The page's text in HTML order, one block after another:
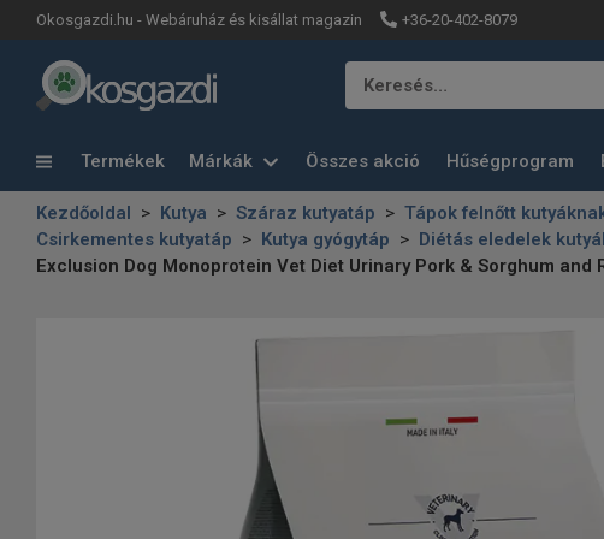
Okosgazdi.hu - Webáruház és kisállat magazin +36-20-402-8079
Keresés…
Termékek Márkák Összes akció Hűségprogram
Kezdőoldal Kutya Száraz kutyatáp Tápok felnőtt
Csirkementes kutyatáp
Kutya gyógytáp Diétás eledelek
Exclusion Dog Monoprotein Vet Diet Urinary Pork & Sorghum and